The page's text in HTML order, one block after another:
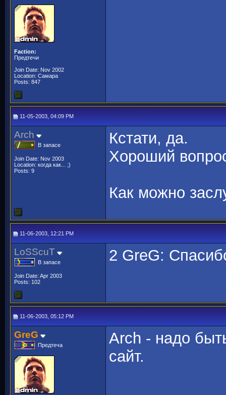
Faction:
Предтечи
Join Date: Nov 2002
Location: Самара
Posts: 847
11-05-2003, 04:09 PM
Arch
В запасе
Join Date: Nov 2003
Location: когда как... ;)
Posts: 9
Кстати, да.
Хороший
Как можно
11-06-2003, 12:21 PM
LoSScuT
В запасе
Join Date: Apr 2003
Posts: 102
2 GreG:
11-06-2003, 05:12 PM
GreG
Предтеча
Arch - надо
сайт.